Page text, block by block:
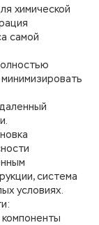
химической
самой
система
условиях.